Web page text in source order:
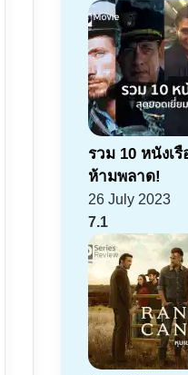
รวม 10 หนังเ
ห้ามพลาด!
26 July 2023
7.1